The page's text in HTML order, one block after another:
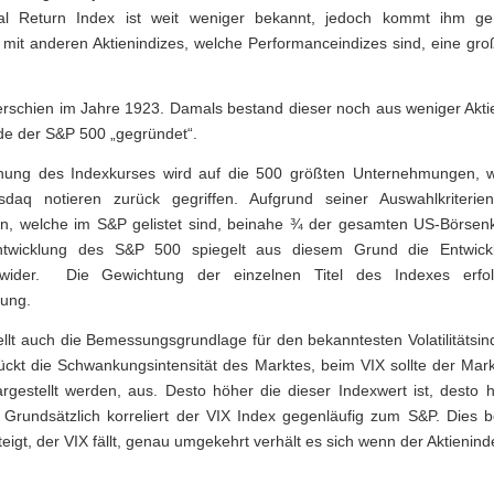
Return Index ist weit weniger bekannt, jedoch kommt ihm
anderen Aktienindizes, welche Performanceindizes sind, eine
im Jahre 1923. Damals bestand dieser noch aus weniger
der S&P 500 „gegründet“.
des Indexkurses wird auf die 500 größten Unternehmungen,
notieren zurück gegriffen. Aufgrund seiner
welche im S&P gelistet sind, beinahe ¾ der gesamten US-
des S&P 500 spiegelt aus diesem Grund die
wider. Die Gewichtung der einzelnen Titel des Indexes
auch die Bemessungsgrundlage für den bekanntesten
die Schwankungsintensität des Marktes, beim VIX sollte der
werden, aus. Desto höher die dieser Indexwert ist, desto
Grundsätzlich korreliert der VIX Index gegenläufig zum S&P. Dies
der VIX fällt, genau umgekehrt verhält es sich wenn der